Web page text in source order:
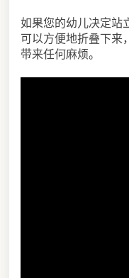
如果您的幼儿决定站
可以方便地折叠下来
带来任何麻烦。